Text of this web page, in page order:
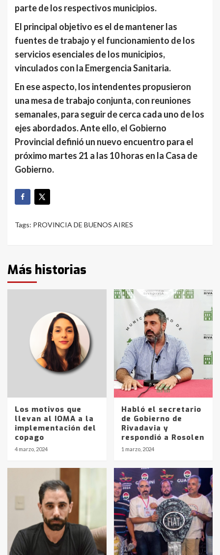
parte de los respectivos municipios.
El principal objetivo es el de mantener las
fuentes de trabajo y el funcionamiento de los
servicios esenciales de los municipios,
vinculados con la Emergencia Sanitaria.
En ese aspecto, los intendentes propusieron
una mesa de trabajo conjunta, con reuniones
semanales, para seguir de cerca cada uno de los
ejes abordados. Ante ello, el Gobierno
Provincial definió un nuevo encuentro para el
próximo martes 21 a las 10 horas en la Casa de
Gobierno.
Tags: PROVINCIA DE BUENOS AIRES
Más historias
Los motivos que
llevan al IOMA a la
implementación del
copago
4 marzo, 2024
Habló el secretario
de Gobierno de
Rivadavia y
respondió a Rosolen
1 marzo, 2024